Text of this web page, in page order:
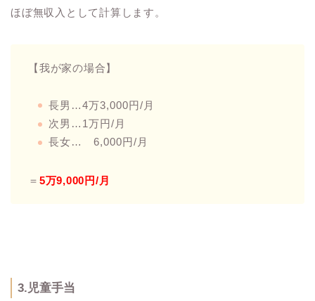
ほぼ無収入として計算します。
【我が家の場合】
長男…4万3,000円/月
次男…1万円/月
長女… 6,000円/月
＝ 5万9,000円/月
3.児童手当